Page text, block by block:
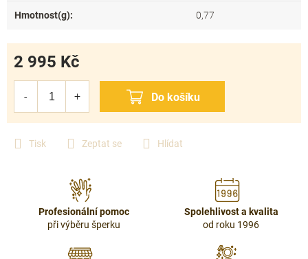
Tisk Zeptat se Hlídat
2 995 Kč
Hmotnost(g): 0,77
Profesionální pomoc
při výběru šperku
Spolehlivost a kvalita
od roku 1996